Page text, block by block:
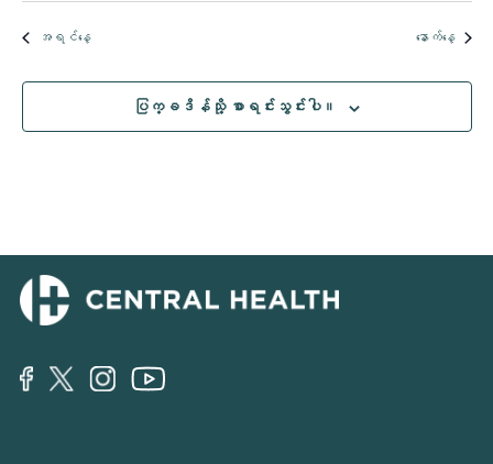
ရွေး
အရင်နေ့ နောက်နေ့
ပြက္ခဒိန်သို့ စာရင်းသွင်းပါ။